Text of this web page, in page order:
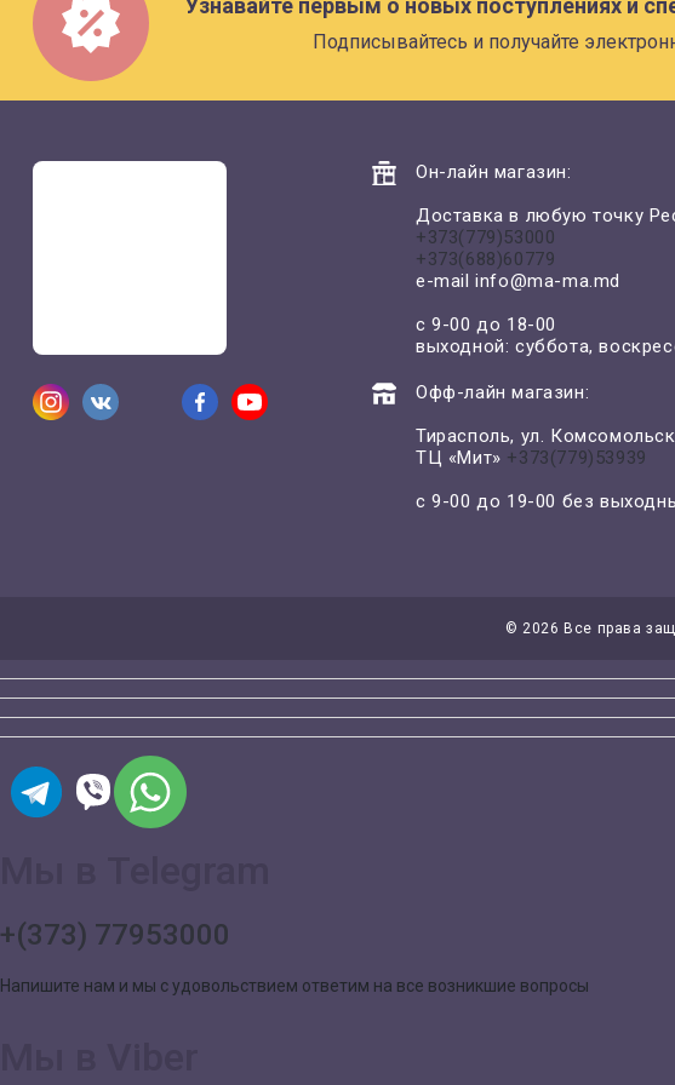
Узнавайте первым о новых поступлениях и
Подписывайтесь и получайте
Он-лайн магазин:
Доставка в любую точку
+373(779)53000
+373(688)60779
e-mailinfo@ma-ma.md
с 9-00 до 18-00
выходной: суббота,
Офф-лайн магазин:
Тирасполь, ул.
ТЦ «Мит» +373(779)53939
с 9-00 до 19-00 без
© 2026 Все права
+(373) 77953000
Напишите нам и мы с удовольствием ответим на все возникшие вопросы